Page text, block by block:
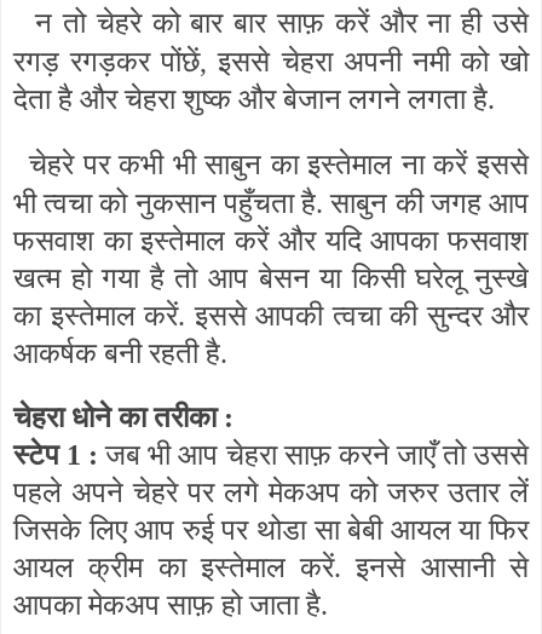
न तो चेहरे को बार बार साफ़ करें और ना ही उसे
रगड़ रगड़कर पोंछें, इससे चेहरा अपनी नमी को खो
देता है और चेहरा शुष्क और बेजान लगने लगता है.
चेहरे पर कभी भी साबुन का इस्तेमाल ना करें इससे
भी त्वचा को नुकसान पहुँचता है. साबुन की जगह आप
फसवाश का इस्तेमाल करें और यदि आपका फसवाश
खत्म हो गया है तो आप बेसन या किसी घरेलू नुस्खे
का इस्तेमाल करें. इससे आपकी त्वचा की सुन्दर और
आकर्षक बनी रहती है.
चेहरा धोने का तरीका :
स्टेप 1 :जब भी आप चेहरा साफ़ करने जाएँ तो उससे
पहले अपने चेहरे पर लगे मेकअप को जरुर उतार लें
जिसके लिए आप रुई पर थोडा सा बेबी आयल या फिर
आयल क्रीम का इस्तेमाल करें. इनसे आसानी से
आपका मेकअप साफ़ हो जाता है.